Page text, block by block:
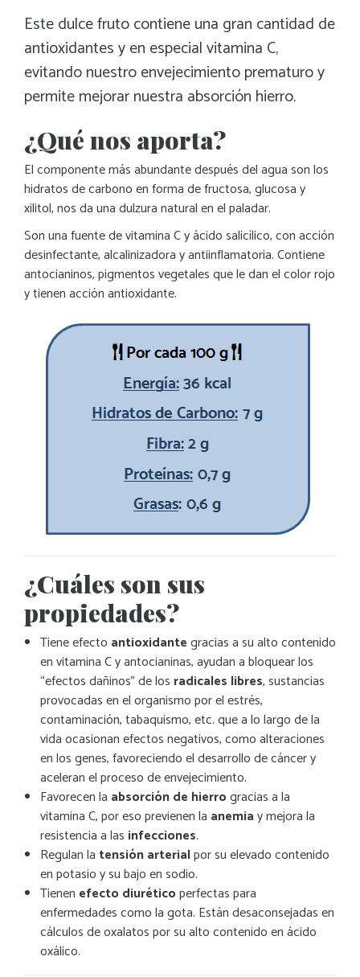
Este dulce fruto contiene una gran cantidad de
antioxidantes y en especial vitamina C,
evitando nuestro envejecimiento prematuro y
permite mejorar nuestra absorción hierro.
¿Qué nos aporta?
El componente más abundante después del agua son los
hidratos de carbono en forma de fructosa, glucosa y
xilitol, nos da una dulzura natural en el paladar.
Son una fuente de vitamina C y ácido salicílico, con acción
desinfectante, alcalinizadora y antiinflamatoria. Contiene
antocianinos, pigmentos vegetales que le dan el color rojo
y tienen acción antioxidante.
¿Cuáles son sus
propiedades?
Tiene efecto antioxidantegracias a su alto contenido
en vitamina C y antocianinas, ayudan a bloquear los
“efectos dañinos” de los radicales libres, sustancias
provocadas en el organismo por el estrés,
contaminación, tabaquismo, etc. que a lo largo de la
vida ocasionan efectos negativos, como alteraciones
en los genes, favoreciendo el desarrollo de cáncer y
aceleran el proceso de envejecimiento.
Favorecen la absorción de hierrogracias a la
vitamina C, por eso previenen la anemiay mejora la
resistencia a las infecciones.
Regulan la tensión arterialpor su elevado contenido
en potasio y su bajo en sodio.
Tienen efecto diuréticoperfectas para
enfermedades como la gota. Están desaconsejadas en
cálculos de oxalatos por su alto contenido en ácido
oxálico.